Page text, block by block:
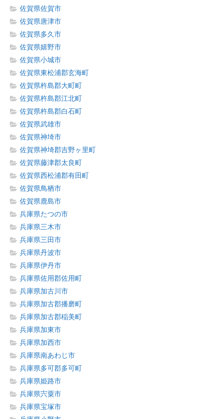
佐賀県佐賀市
佐賀県唐津市
佐賀県多久市
佐賀県嬉野市
佐賀県小城市
佐賀県東松浦郡玄海町
佐賀県杵島郡大町町
佐賀県杵島郡江北町
佐賀県杵島郡白石町
佐賀県武雄市
佐賀県神埼市
佐賀県神埼郡吉野ヶ里町
佐賀県藤津郡太良町
佐賀県西松浦郡有田町
佐賀県鳥栖市
佐賀県鹿島市
兵庫県たつの市
兵庫県三木市
兵庫県三田市
兵庫県丹波市
兵庫県伊丹市
兵庫県佐用郡佐用町
兵庫県加古川市
兵庫県加古郡播磨町
兵庫県加古郡稲美町
兵庫県加東市
兵庫県加西市
兵庫県南あわじ市
兵庫県多可郡多可町
兵庫県姫路市
兵庫県宍粟市
兵庫県宝塚市